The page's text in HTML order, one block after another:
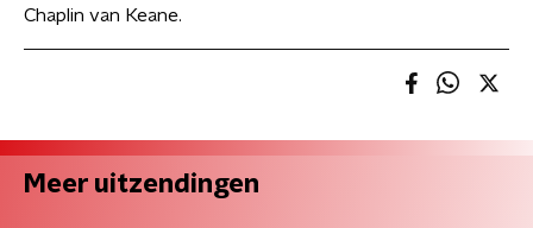
Chaplin van Keane.
Meer uitzendingen